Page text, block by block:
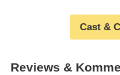
Cast &
Reviews &